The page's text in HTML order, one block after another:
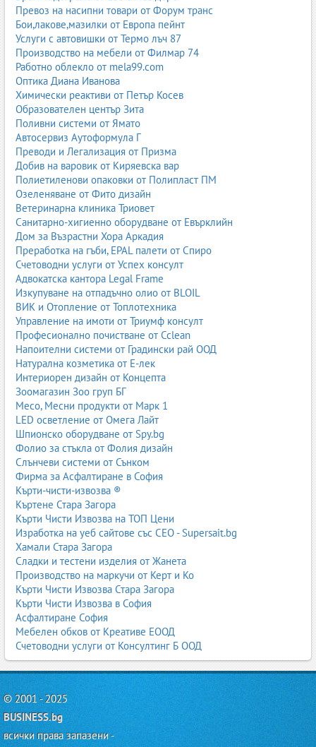
пълен сервизен пакет;
застраховка и поддръжка;
подмяна на автомобил при повреда;
GPS мониторинг.
7.2. Предимства
фиксирани месечни разходи;
без ангажимент към сервиз;
възможност за обновяване на автопарка;
по-добър имидж на фирмата.
8. Застраховки за автомобили
Застраховките са важна част от покупката и поддръжката
на автомобила.
8.1. Основни видове застраховки
Гражданска отговорност;
Каско;
Застраховка автопарк;
Застраховка „Помощ на пътя“;
Застраховка стъкло.
8.2. Какво покрива Каско
ПТП;
кражба;
вандализъм;
стихийни бедствия;
удар от животно;
щети по паркиран автомобил.
9. Сравнение между бензин, дизел, хибрид и
електромобил
9.1. Бензинови автомобили
по-ниска цена;
по-тиха работа;
по-малко проблеми през зимата.
9.2. Дизелови автомобили
ниски разходи при дълги пътувания;
висок въртящ момент;
подходящи за товарни автомобили.
9.3. Хибриди
ниски градски разходи;
тиха работа;
по-малко емисии.
ниска поддръжка;
висока динамика.
Превоз на насипни товари от Форум транс
Бои,лакове,мазилки от Европа пейнт
Услуги с автовишки от Термо лъч 87
Производство на мебели от Филмар 74
Работно облекло от mela99.com
Оптика Диана Иванова
Химически реактиви от Петър Косев
Образователен център Зита
Поливни системи от Ямато
Автосервиз Аутоформула Г
Преводи и Легализация от Призма
Добив на варовик от Киряевска вар
Полиетиленови опаковки от Полипласт ПМ
Озеленяване от Фито дизайн
Ветеринарна клиника Триовет
Санитарно-хигиенно оборудване от Евърклийн
Дом за Възрастни Хора Аркадия
Преработка на гъби, EPAL палети от Спиро
Счетоводни услуги от Успех консулт
Адвокатска кантора Legal Frame
Изкупуване на отпадъчно олио от BLOIL
ВИК и Отопление от Топлотехника
Управление на имоти от Триумф консулт
Професионално почистване от Cclean
Напоителни системи от Градински рай ООД
Натурална козметика от Е-лек
Интериорен дизайн от Концепта
Зоомагазин Зоо груп БГ
Месо, Месни продукти от Марк 1
LED осветление от Омега Лайт
Шпионско оборудване от Spy.bg
Фолио за стъкла от Фолия дизайн
Слънчеви системи от Сънком
Фирма за Асфалтиране в София
Кърти-чисти-извозва ®
Къртене Стара Загора
Кърти Чисти Извозва на ТОП Цени
Изработка на уеб сайтове със СЕО - Supersait.bg
Хамали Стара Загора
Сладки и тестени изделия от Жанета
Производство на маркучи от Керт и Ко
Кърти Чисти Извозва Стара Загора
Кърти Чисти Извозва в София
Асфалтиране София
Мебелен обков от Креативе ЕООД
Счетоводни услуги от Консултинг Б ООД
© 2001 - 2025
BUSINESS.bg
всички права запазени -